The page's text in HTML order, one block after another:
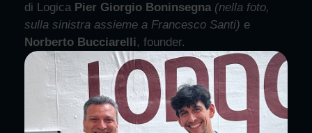
di Logica Pier Giorgio Boninsegna (nella foto,
sulla sinistra assieme a Francesco Santi) e
Norberto Bucciarelli, founder.